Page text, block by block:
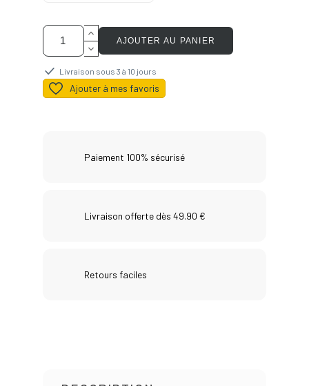
AJOUTER AU PANIER
Livraison sous 3 à 10 jours
Ajouter à mes favoris
Paiement 100% sécurisé
Livraison offerte dès 49.90 €
Retours faciles